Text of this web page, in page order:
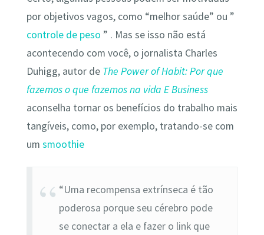
por objetivos vagos, como “melhor saúde” ou ”
controle de peso ” . Mas se isso não está
acontecendo com você, o jornalista Charles
Duhigg, autor de The Power of Habit: Por que
fazemos o que fazemos na vida E Business
aconselha tornar os benefícios do trabalho mais
tangíveis, como, por exemplo, tratando-se com
um smoothie
“Uma recompensa extrínseca é tão
poderosa porque seu cérebro pode
se conectar a ela e fazer o link que